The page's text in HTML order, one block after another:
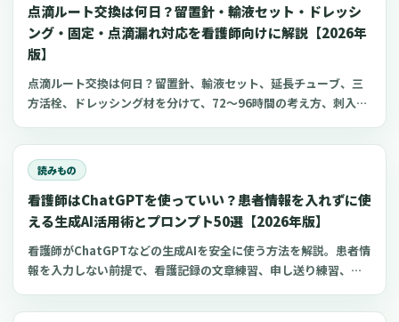
点滴ルート交換は何日？留置針・輸液セット・ドレッシ
ング・固定・点滴漏れ対応を看護師向けに解説【2026年
版】
点滴ルート交換は何日？留置針、輸液セット、延長チューブ、三
方活栓、ドレッシング材を分けて、72〜96時間の考え方、刺入部
読みもの
看護師はChatGPTを使っていい？患者情報を入れずに使
える生成AI活用術とプロンプト50選【2026年版】
看護師がChatGPTなどの生成AIを安全に使う方法を解説。患者情
報を入力しない前提で、看護記録の文章練習、申し送り練習、復